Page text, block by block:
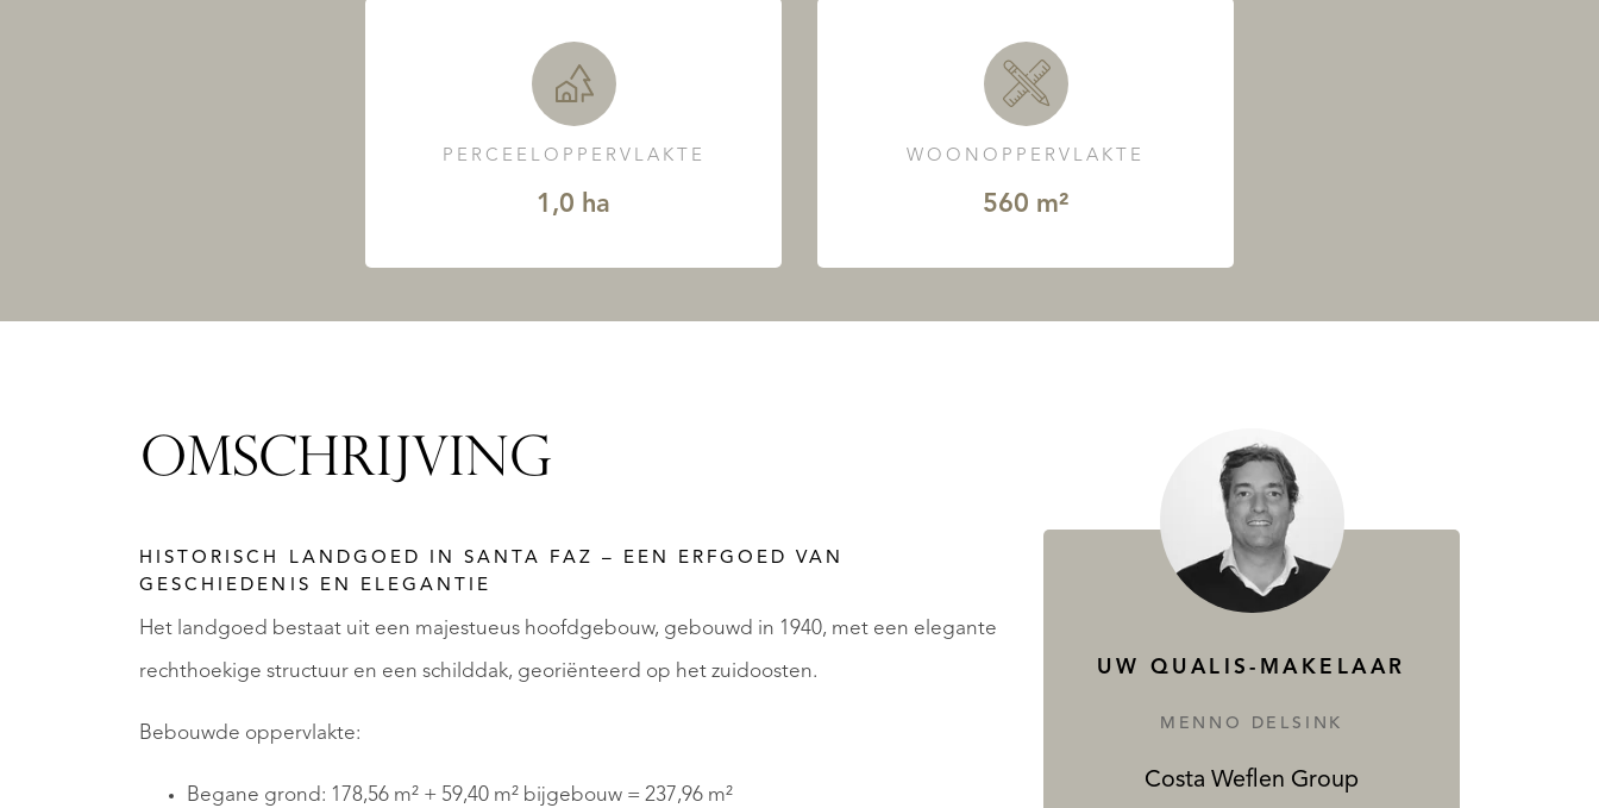
PERCEELOPPERVLAKTE
1,0 ha
WOONOPPERVLAKTE
560 m²
OMSCHRIJVING
HISTORISCH LANDGOED IN SANTA FAZ – EEN ERFGOED VAN
GESCHIEDENIS EN ELEGANTIE
Het landgoed bestaat uit een majestueus hoofdgebouw, gebouwd in 1940, met een elegante
rechthoekige structuur en een schilddak, georiënteerd op het zuidoosten.
Bebouwde oppervlakte:
Begane grond: 178,56 m² + 59,40 m² bijgebouw = 237,96 m²
UW QUALIS-MAKELAAR
MENNO DELSINK
Costa Weflen Group